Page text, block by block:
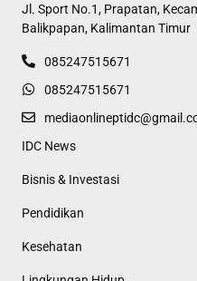
Jl. Sport No.1, Prapatan,
Balikpapan, Kalimantan Timur
085247515671
085247515671
IDC News
Bisnis & Investasi
Pendidikan
Kesehatan